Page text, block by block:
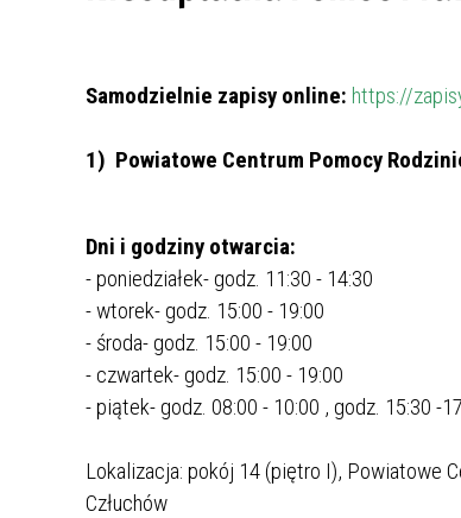
Samodzielnie zapisy online: https://
1) Powiatowe Centrum Pomocy
Dni i godziny otwarcia:
- poniedziałek- godz. 11:30 - 14:30
- wtorek- godz. 15:00 - 19:00
- środa- godz. 15:00 - 19:00
- czwartek- godz. 15:00 - 19:00
- piątek- godz. 08:00 - 10:00 , godz. 15:30 -
Lokalizacja: pokój 14 (piętro I), Powiatowe
Człuchów